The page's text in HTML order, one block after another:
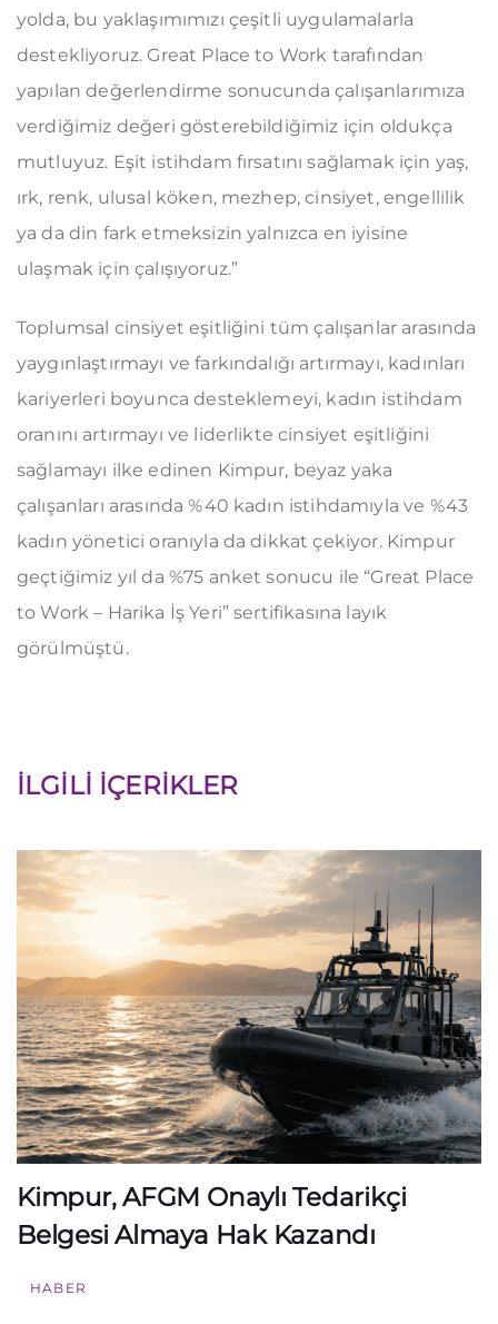
yolda, bu yaklaşımımızı çeşitli uygulamalarla
destekliyoruz. Great Place to Work tarafından
yapılan değerlendirme sonucunda çalışanlarımıza
verdiğimiz değeri gösterebildiğimiz için oldukça
mutluyuz. Eşit istihdam fırsatını sağlamak için yaş,
ırk, renk, ulusal köken, mezhep, cinsiyet, engellilik
ya da din fark etmeksizin yalnızca en iyisine
ulaşmak için çalışıyoruz.”
Toplumsal cinsiyet eşitliğini tüm çalışanlar arasında
yaygınlaştırmayı ve farkındalığı artırmayı, kadınları
kariyerleri boyunca desteklemeyi, kadın istihdam
oranını artırmayı ve liderlikte cinsiyet eşitliğini
sağlamayı ilke edinen Kimpur, beyaz yaka
çalışanları arasında %40 kadın istihdamıyla ve %43
kadın yönetici oranıyla da dikkat çekiyor. Kimpur
geçtiğimiz yıl da %75 anket sonucu ile “Great Place
to Work – Harika İş Yeri” sertifikasına layık
görülmüştü.
İLGILI İÇERIKLER
Kimpur, AFGM Onaylı Tedarikçi
Belgesi Almaya Hak Kazandı
HABER